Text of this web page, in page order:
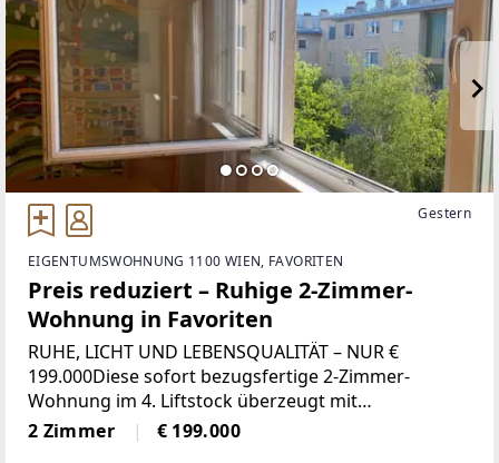
Gestern
EIGENTUMSWOHNUNG 1100 WIEN, FAVORITEN
Preis reduziert – Ruhige 2-Zimmer-
Wohnung in Favoriten
RUHE, LICHT UND LEBENSQUALITÄT – NUR €
199.000Diese sofort bezugsfertige 2-Zimmer-
Wohnung im 4. Liftstock überzeugt mit
einer ruhigen Innenhoflage, viel Tageslicht und
einer hervorragenden
2 Zimmer € 199.000